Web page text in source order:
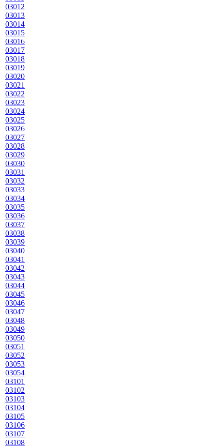
03012
03013
03014
03015
03016
03017
03018
03019
03020
03021
03022
03023
03024
03025
03026
03027
03028
03029
03030
03031
03032
03033
03034
03035
03036
03037
03038
03039
03040
03041
03042
03043
03044
03045
03046
03047
03048
03049
03050
03051
03052
03053
03054
03101
03102
03103
03104
03105
03106
03107
03108